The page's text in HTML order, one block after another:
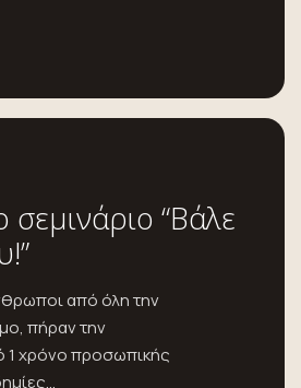
σεμινάριο “Βάλε
από όλη την
πήραν την
χρόνο προσωπικής